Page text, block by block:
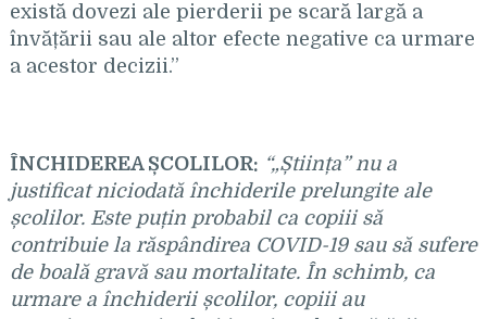
există dovezi ale pierderii pe scară largă a
învățării sau ale altor efecte negative ca urmare
a acestor decizii.”
ÎNCHIDEREA ȘCOLILOR: “„Știința” nu a
justificat niciodată închiderile prelungite ale
școlilor. Este puțin probabil ca copiii să
contribuie la răspândirea COVID-19 sau să sufere
de boală gravă sau mortalitate. În schimb, ca
urmare a închiderii școlilor, copiii au